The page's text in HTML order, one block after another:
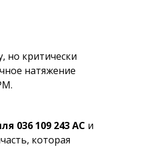
но критически
натяжение
036 109 243 AC и
которая